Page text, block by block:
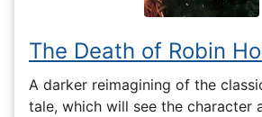
The Death of Robin
A darker reimagining of the
tale, which will see the character